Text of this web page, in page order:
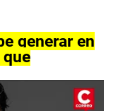
generar en